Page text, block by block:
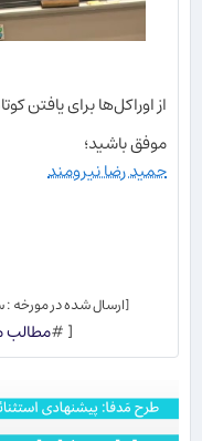
از اوراکل‌ها برای یافتن
موفق باشید؛
حمید رضا نیرومند
[ارسال شده در مورخه : سه شنبه، 28
[ #مطالب